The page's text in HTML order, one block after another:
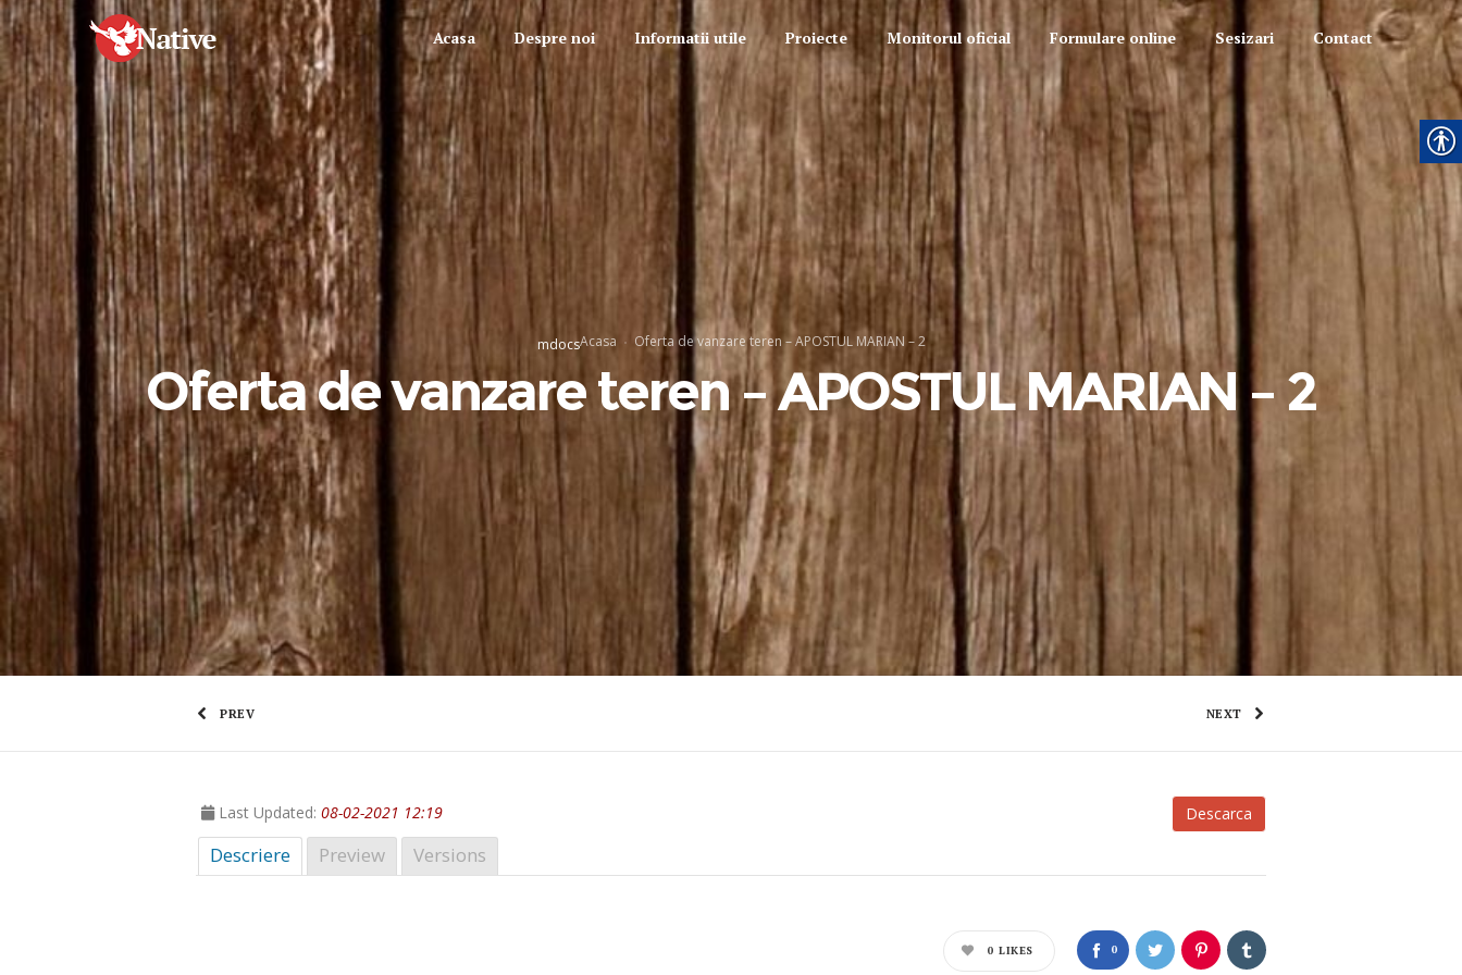
Acasa Despre noi Informatii utile Proiecte Monitorul oficial Formulare online Sesizari Contact
mdocsAcasa Oferta de vanzare teren – APOSTUL MARIAN – 2
Oferta de vanzare teren – APOSTUL MARIAN – 2
PREV NEXT
Descarca
Last Updated:08-02-2021 12:19
Descriere Preview Versions
0
0 LIKES